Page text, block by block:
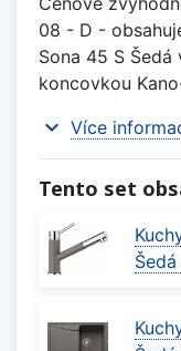
08 - D -
Sona 45 S
koncovkou
expand_more Více
Tento set